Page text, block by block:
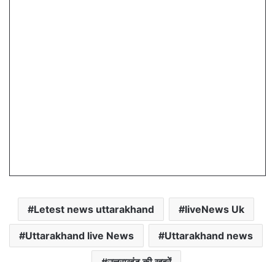
Letest news uttarakhand liveNews Uk
Uttarakhand live News Uttarakhand news